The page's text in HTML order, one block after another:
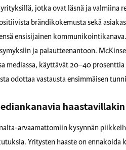
jotka ovat läsnä ja valmiina
brändikokemusta sekä
ensisijainen
ja palautteenantoon.
mediassa, käyttävät 20–40
odottaa vastausta ensimmäisen
arvaamattomiin kysynnän
Yritysten haaste on ennakoida